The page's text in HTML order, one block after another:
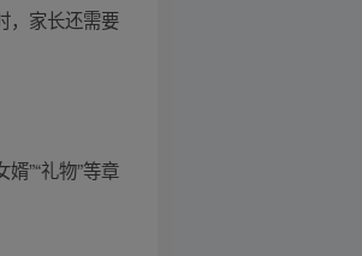
，家长还需要
”“礼物”等章